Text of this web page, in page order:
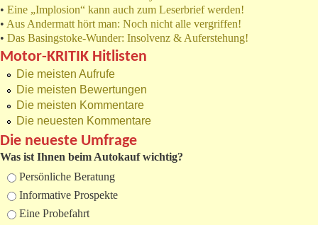
• Eine „Implosion“ kann auch zum Leserbrief werden!
• Aus Andermatt hört man: Noch nicht alle vergriffen!
• Das Basingstoke-Wunder: Insolvenz & Auferstehung!
Motor-KRITIK Hitlisten
Die meisten Aufrufe
Die meisten Bewertungen
Die meisten Kommentare
Die neuesten Kommentare
Die neueste Umfrage
Was ist Ihnen beim Autokauf wichtig?
Auswahlmöglichkeiten
Persönliche Beratung
Informative Prospekte
Eine Probefahrt